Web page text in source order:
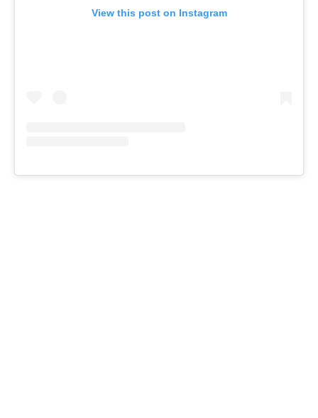
View this post on Instagram